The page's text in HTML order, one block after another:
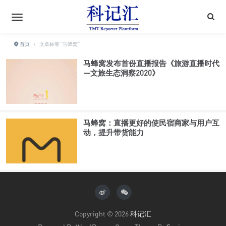
首页 › 文章标签 "马蜂窝"
马蜂窝发布首份直播报告《旅游直播时代
—文旅生态洞察2020》
马蜂窝：直播更好的使民宿商家与用户互
动，提升带货能力
Copyright © 2026科记汇